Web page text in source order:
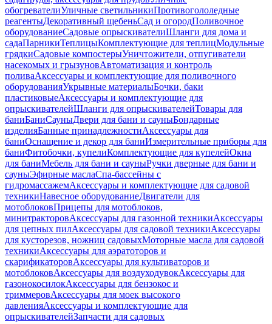
обогревателиУличные светильникиПротивогололедные
реагентыДекоративный щебеньСад и огородПоливочное
оборудованиеСадовые опрыскивателиШланги для дома и
садаПарникиТеплицыКомплектующие для теплицМодульные
грядкиСадовые компостерыУничтожители, отпугиватели
насекомых и грызуновАвтоматизация и контроль
поливаАксессуары и комплектующие для поливочного
оборудованияУкрывные материалыБочки, баки
пластиковыеАксессуары и комплектующие для
опрыскивателейШланги для опрыскивателейТовары для
баниБаниСауныДвери для бани и сауныБондарные
изделияБанные принадлежностиАксессуары для
баниОснащение и декор для баниИзмерительные приборы для
баниФитобочки, купелиКомплектующие для купелейОкна
для баниМебель для бани и сауныРучки дверные для бани и
сауныЭфирные маслаСпа-бассейны с
гидромассажемАксессуары и комплектующие для садовой
техникиНавесное оборудованиеДвигатели для
мотоблоковПрицепы для мотоблоков,
минитракторовАксессуары для газонной техникиАксессуары
для цепных пилАксессуары для садовой техникиАксессуары
для кусторезов, ножниц садовыхМоторные масла для садовой
техникиАксессуары для аэратоторов и
скарификаторовАксессуары для культиваторов и
мотоблоковАксессуары для воздуходувокАксессуары для
газонокосилокАксессуары для бензокос и
триммеровАксессуары для моек высокого
давленияАксессуары и комплектующие для
опрыскивателейЗапчасти для садовых